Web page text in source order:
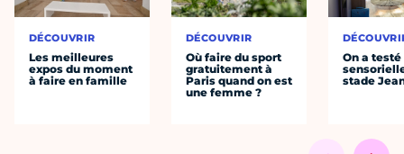
DÉCOUVRIR
Les meilleures
expos du moment
à faire en famille
DÉCOUVRIR
Où faire du sport
gratuitement à
Paris quand on est
une femme ?
On a
stade